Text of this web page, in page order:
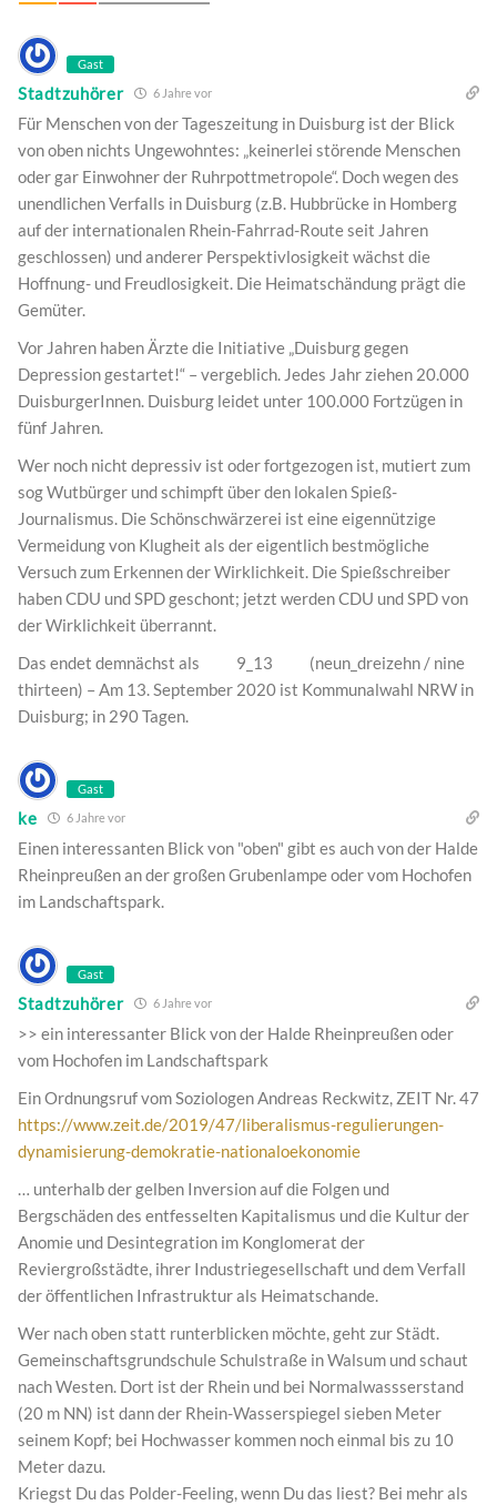
Gast
Stadtzuhörer 6 Jahre vor
Für Menschen von der Tageszeitung in Duisburg ist der Blick
von oben nichts Ungewohntes: „keinerlei störende Menschen
oder gar Einwohner der Ruhrpottmetropole“. Doch wegen des
unendlichen Verfalls in Duisburg (z.B. Hubbrücke in Homberg
auf der internationalen Rhein-Fahrrad-Route seit Jahren
geschlossen) und anderer Perspektivlosigkeit wächst die
Hoffnung- und Freudlosigkeit. Die Heimatschändung prägt die
Gemüter.
Vor Jahren haben Ärzte die Initiative „Duisburg gegen
Depression gestartet!“ – vergeblich. Jedes Jahr ziehen 20.000
DuisburgerInnen. Duisburg leidet unter 100.000 Fortzügen in
fünf Jahren.
Wer noch nicht depressiv ist oder fortgezogen ist, mutiert zum
sog Wutbürger und schimpft über den lokalen Spieß-
Journalismus. Die Schönschwärzerei ist eine eigennützige
Vermeidung von Klugheit als der eigentlich bestmögliche
Versuch zum Erkennen der Wirklichkeit. Die Spießschreiber
haben CDU und SPD geschont; jetzt werden CDU und SPD von
der Wirklichkeit überrannt.
Das endet demnächst als 9_13 (neun_dreizehn / nine
thirteen) – Am 13. September 2020 ist Kommunalwahl NRW in
Duisburg; in 290 Tagen.
Gast
ke 6 Jahre vor
Einen interessanten Blick von "oben" gibt es auch von der Halde
Rheinpreußen an der großen Grubenlampe oder vom Hochofen
im Landschaftspark.
Gast
Stadtzuhörer 6 Jahre vor
>> ein interessanter Blick von der Halde Rheinpreußen oder
vom Hochofen im Landschaftspark
Ein Ordnungsruf vom Soziologen Andreas Reckwitz, ZEIT Nr. 47
https://www.zeit.de/2019/47/liberalismus-regulierungen-
dynamisierung-demokratie-nationaloekonomie
… unterhalb der gelben Inversion auf die Folgen und
Bergschäden des entfesselten Kapitalismus und die Kultur der
Anomie und Desintegration im Konglomerat der
Reviergroßstädte, ihrer Industriegesellschaft und dem Verfall
der öffentlichen Infrastruktur als Heimatschande.
Wer nach oben statt runterblicken möchte, geht zur Städt.
Gemeinschaftsgrundschule Schulstraße in Walsum und schaut
nach Westen. Dort ist der Rhein und bei Normalwassserstand
(20 m NN) ist dann der Rhein-Wasserspiegel sieben Meter
seinem Kopf; bei Hochwasser kommen noch einmal bis zu 10
Meter dazu.
Kriegst Du das Polder-Feeling, wenn Du das liest? Bei mehr als